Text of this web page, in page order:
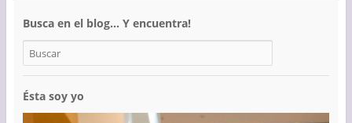
Busca en el blog… Y encuentra!
Ésta soy yo